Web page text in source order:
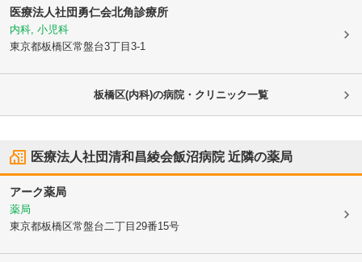
医療法人社団勇仁会北角診療所
内科, 小児科
東京都板橋区常盤台3丁目3-1
板橋区(内科)の病院・クリニック一覧
医療法人社団清和昌綾会飯沼病院近隣の薬局
アーク薬局
薬局
東京都板橋区常盤台二丁目29番15号